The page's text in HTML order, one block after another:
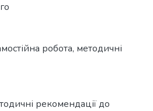
робота, методичні
рекомендації до